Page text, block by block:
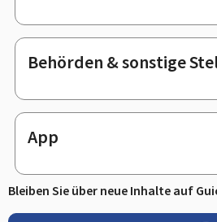
Behörden & sonstige
App
Bleiben Sie über neue Inhalte auf